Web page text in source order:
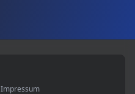
Impressum